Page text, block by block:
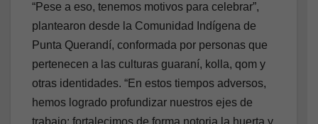
“Pese a eso, tenemos motivos para celebrar”,
plantearon desde la Comunidad Indígena de
Punta Querandí, conformada por personas que
pertenecen a las culturas guaraní, kolla, qom y
otras identidades. “En estos tiempos adversos,
hemos logrado profundizar nuestros ejes de
trabajo: fortalecimos de forma notoria la huerta y